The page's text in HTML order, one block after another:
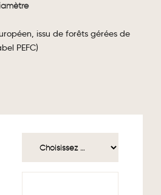
issu de forêts gérées de
PEFC)